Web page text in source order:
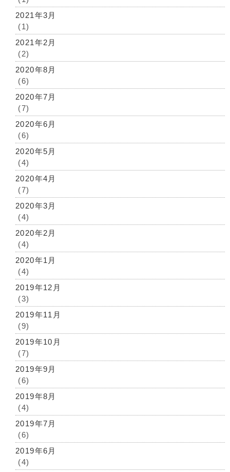
2021年3月
(1)
2021年2月
(2)
2020年8月
(6)
2020年7月
(7)
2020年6月
(6)
2020年5月
(4)
2020年4月
(7)
2020年3月
(4)
2020年2月
(4)
2020年1月
(4)
2019年12月
(3)
2019年11月
(9)
2019年10月
(7)
2019年9月
(6)
2019年8月
(4)
2019年7月
(6)
2019年6月
(4)